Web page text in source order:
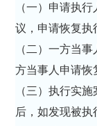
（一）申请执
议，申请恢复执
（二）一方当
方当事人申请恢
（三）执行实
后，如发现被